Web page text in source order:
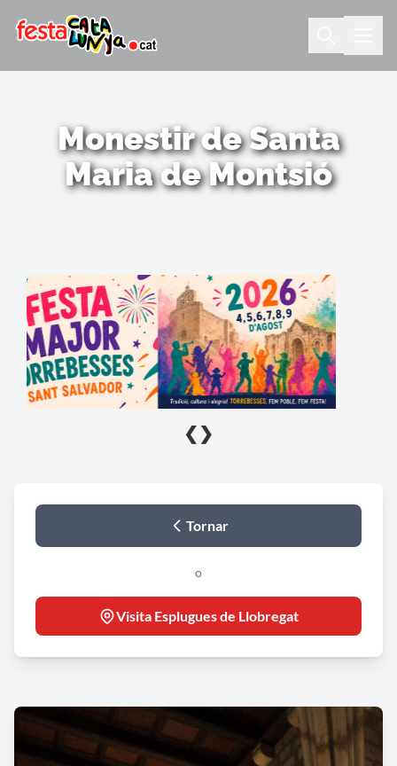
Monestir de Santa
Maria de Montsió
❮ ❯
Tornar
o
Visita Esplugues de Llobregat